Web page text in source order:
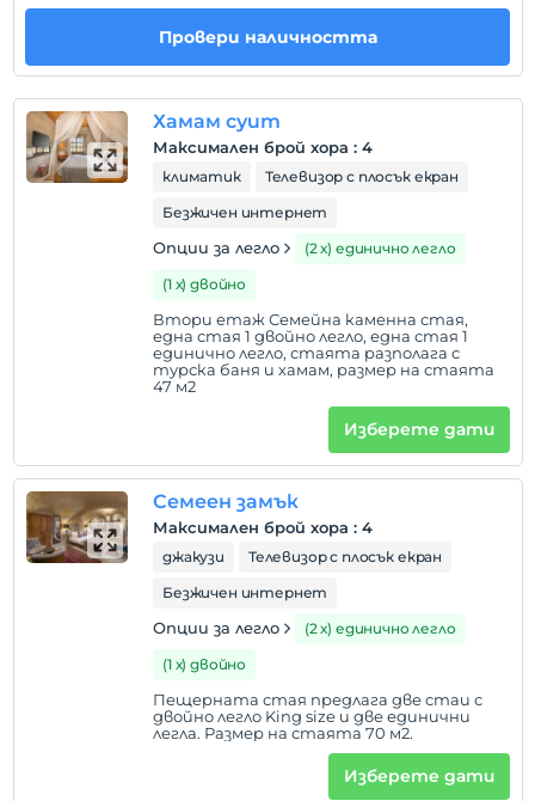
минути до летище Невшехир. е на разстояние с
Покажи на
картата
Правила на хотела
домашен любимец
стаи за непушачи
Часове за настаняване
деца
1 дете(деца) до 5-годишна възраст на стая не се
Провери наличността
Хамам суит
Максимален брой хора : 4
климатик
Телевизор с плосък екран
Безжичен интернет
Опции за легло
(2 х) единично легло
(1 х) двойно
Втори етаж Семейна каменна стая,
една стая 1 двойно легло, една стая 1
единично легло, стаята разполага с
турска баня и хамам, размер на стаята
47 м2
Изберете дати
Семеен замък
Максимален брой хора : 4
джакузи
Телевизор с плосък екран
Безжичен интернет
Опции за легло
(2 х) единично легло
(1 х) двойно
Пещерната стая предлага две стаи с
двойно легло King size и две единични
легла. Размер на стаята 70 м2.
Изберете дати